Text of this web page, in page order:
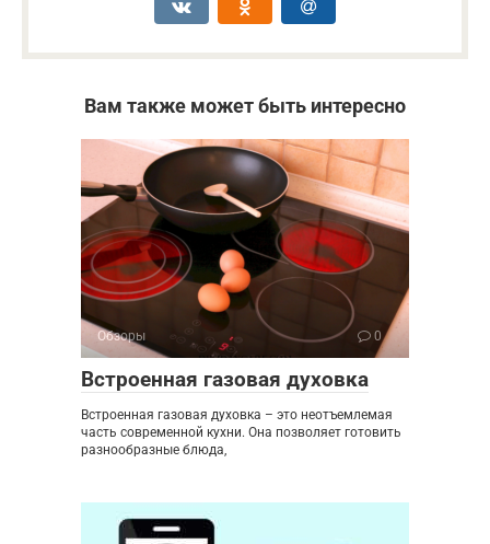
Вам также может быть интересно
Обзоры 0
Встроенная газовая духовка
Встроенная газовая духовка – это неотъемлемая
часть современной кухни. Она позволяет готовить
разнообразные блюда,